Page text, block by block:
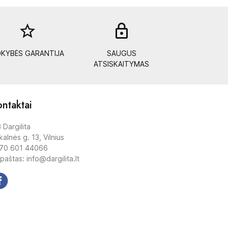
star_border
GARANTIJA
SAUGUS
ATSISKAITYMAS
Dargilita
g. 13, Vilnius
601 44066
info@dargilita.lt